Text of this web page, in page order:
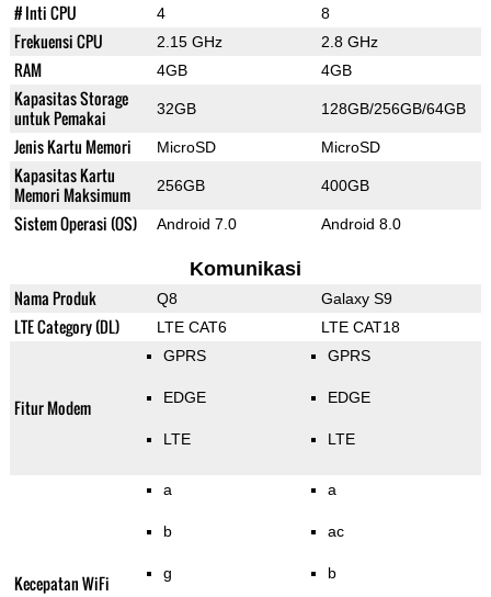
# Inti CPU 4 8
Frekuensi CPU 2.15 GHz 2.8 GHz
RAM 4GB 4GB
Kapasitas Storage
untuk Pemakai
32GB 128GB/256GB/64GB
Jenis Kartu Memori MicroSD MicroSD
Kapasitas Kartu
Memori Maksimum
256GB 400GB
Sistem Operasi (OS) Android 7.0 Android 8.0
Komunikasi
Nama Produk Q8 Galaxy S9
LTE Category (DL) LTE CAT6 LTE CAT18
Fitur Modem
GPRS
EDGE
LTE
GPRS
EDGE
LTE
Kecepatan WiFi
a
b
g
a
ac
b